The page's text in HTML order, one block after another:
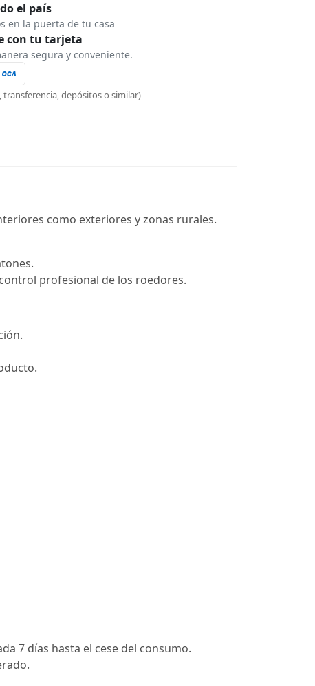
el país
en la puerta de tu casa
con tu tarjeta
segura y conveniente.
depósitos o similar)
como exteriores y zonas rurales.
profesional de los roedores.
7 días hasta el cese del consumo.